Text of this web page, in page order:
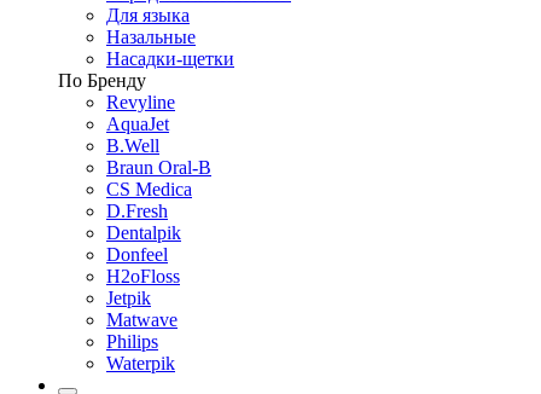
Для языка
Назальные
Насадки-щетки
По Бренду
Revyline
AquaJet
B.Well
Braun Oral-B
CS Medica
D.Fresh
Dentalpik
Donfeel
H2oFloss
Jetpik
Matwave
Philips
Waterpik